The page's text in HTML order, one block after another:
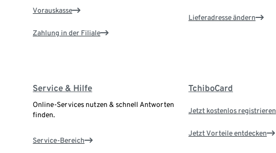
Vorauskasse
Zahlung in der Filiale
Lieferadresse ändern
Service & Hilfe
Online-Services nutzen & schnell Antworten
finden.
Service-Bereich
TchiboCard
Jetzt kostenlos registrieren
Jetzt Vorteile entdecken